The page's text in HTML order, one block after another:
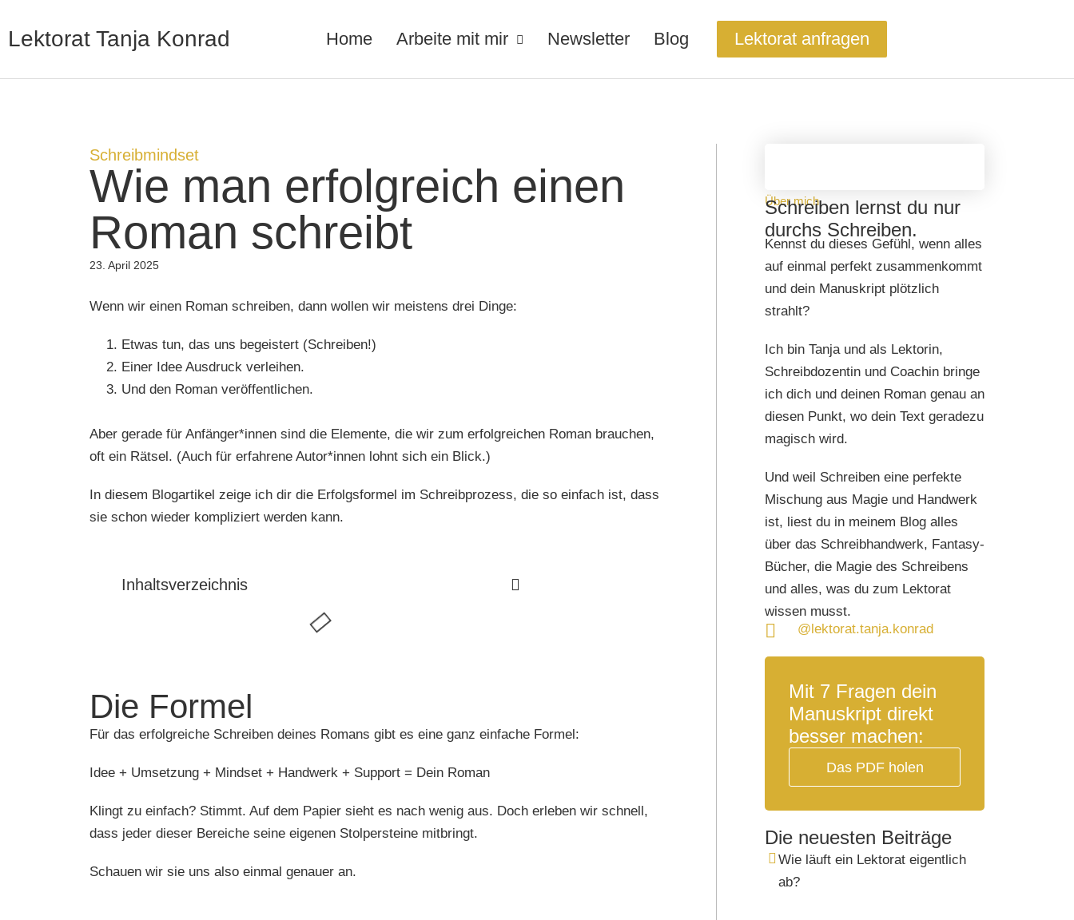
Lektorat Tanja Konrad Home Arbeite mit mir Newsletter Blog Lektorat anfragen
Schreibmindset
Wie man erfolgreich einen
Roman schreibt
23. April 2025
Wenn wir einen Roman schreiben, dann wollen wir meistens drei Dinge:
Etwas tun, das uns begeistert (Schreiben!)
Einer Idee Ausdruck verleihen.
Und den Roman veröffentlichen.
Aber gerade für Anfänger*innen sind die Elemente, die wir zum erfolgreichen Roman brauchen,
oft ein Rätsel. (Auch für erfahrene Autor*innen lohnt sich ein Blick.)
In diesem Blogartikel zeige ich dir die Erfolgsformel im Schreibprozess, die so einfach ist, dass
sie schon wieder kompliziert werden kann.
Inhaltsverzeichnis
Die Formel
Für das erfolgreiche Schreiben deines Romans gibt es eine ganz einfache Formel:
Idee + Umsetzung + Mindset + Handwerk + Support = Dein Roman
Klingt zu einfach? Stimmt. Auf dem Papier sieht es nach wenig aus. Doch erleben wir schnell,
dass jeder dieser Bereiche seine eigenen Stolpersteine mitbringt.
Schauen wir sie uns also einmal genauer an.
Über mich
Schreiben lernst du nur
durchs Schreiben.
Kennst du dieses Gefühl, wenn alles
auf einmal perfekt zusammenkommt
und dein Manuskript plötzlich
strahlt?
Ich bin Tanja und als Lektorin,
Schreibdozentin und Coachin bringe
ich dich und deinen Roman genau an
diesen Punkt, wo dein Text geradezu
magisch wird.
Und weil Schreiben eine perfekte
Mischung aus Magie und Handwerk
ist, liest du in meinem Blog alles
über das Schreibhandwerk, Fantasy-
Bücher, die Magie des Schreibens
und alles, was du zum Lektorat
wissen musst.
@lektorat.tanja.konrad
Mit 7 Fragen dein
Manuskript direkt
besser machen:
Das PDF holen
Die neuesten Beiträge
Wie läuft ein Lektorat eigentlich
ab?